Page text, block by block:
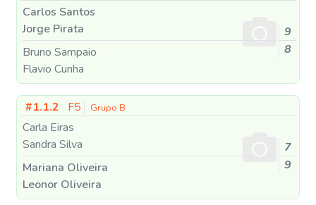
Carlos Santos
Jorge Pirata
Bruno Sampaio
Flavio Cunha
9
8
#1.1.2 F5 Grupo B
Carla Eiras
Sandra Silva
Mariana Oliveira
Leonor Oliveira
7
9